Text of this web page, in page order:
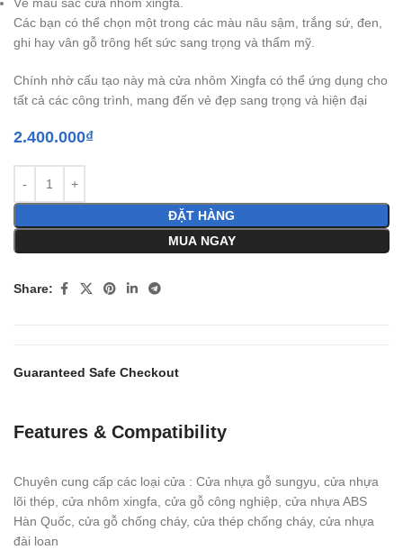
Các bạn có thể chọn một trong các màu nâu sậm, trắng sứ, đen,
ghi hay vân gỗ trông hết sức sang trọng và thẩm mỹ.
Chính nhờ cấu tạo này mà cửa nhôm Xingfa có thể ứng dụng cho
tất cả các công trình, mang đến vẻ đẹp sang trọng và hiện đại
2.400.000₫
ĐẶT HÀNG
MUA NGAY
Share:
Guaranteed Safe Checkout
Features & Compatibility
Chuyên cung cấp các loại cửa : Cửa nhựa gỗ sungyu, cửa nhựa
lõi thép, cửa nhôm xingfa, cửa gỗ công nghiệp, cửa nhựa ABS
Hàn Quốc, cửa gỗ chống cháy, cửa thép chống cháy, cửa nhựa
đài loan